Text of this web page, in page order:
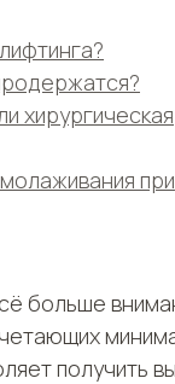
хирургическая
при
больше
получить